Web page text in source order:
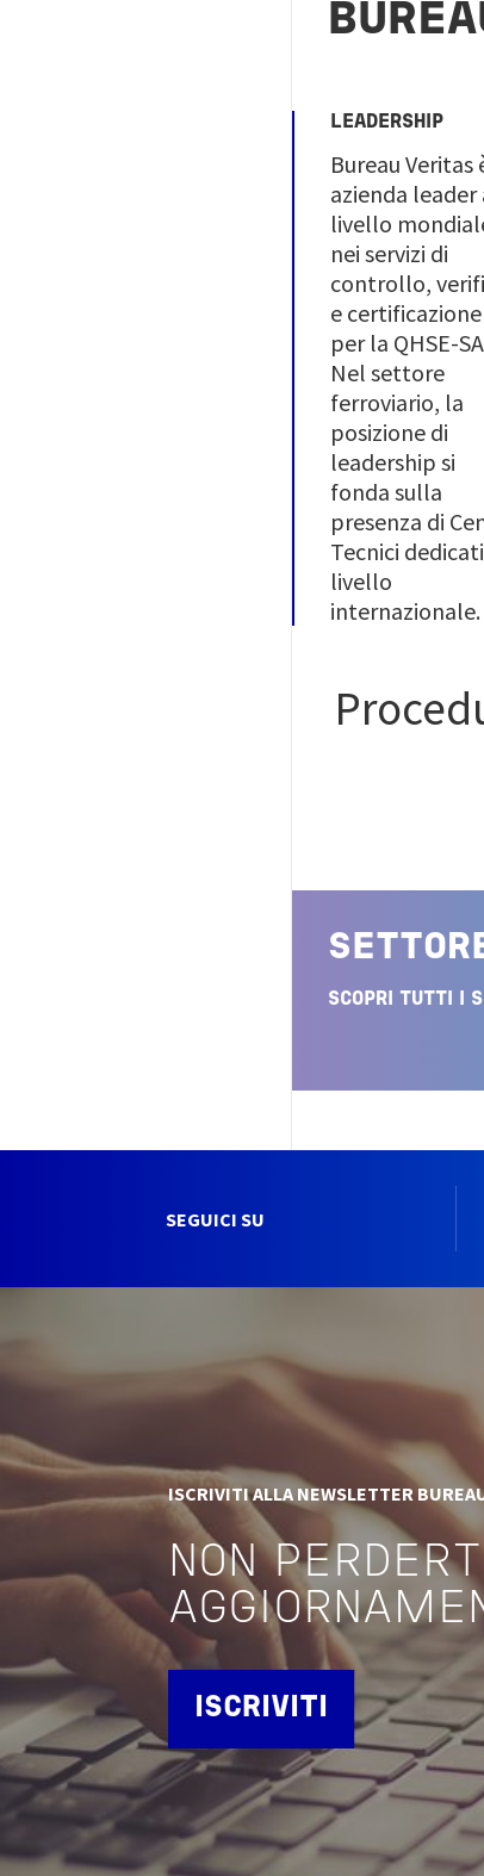
LEADERSHIP
Bureau Veritas
azienda leader
livello
nei servizi di
controllo,
e certificazione
per la QHSE-
Nel settore
ferroviario, la
posizione di
leadership si
fonda sulla
presenza di
Tecnici
livello
internazionale.
SCOPRI TUTTI I
SEGUICI SU
ISCRIVITI ALLA NEWSLETTER
NON
ISCRIVITI